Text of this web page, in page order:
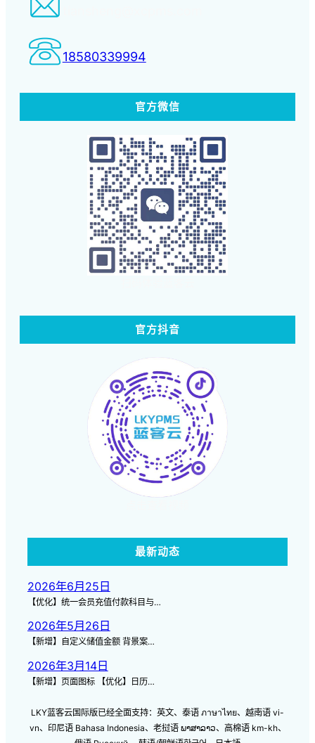
18580339994
官方微信
官方抖音
最新动态
2026年6月25日
【优化】统一会员充值付款科目与…
2026年5月26日
【新增】自定义储值金额 背景案…
2026年3月14日
【新增】页面图标 【优化】日历…
LKY蓝客云国际版已经全面支持：英文、泰语 ภาษาไทย、越南语 vi-
vn、印尼语 Bahasa Indonesia、老挝语 ພາສາລາວ、高棉语 km-kh、